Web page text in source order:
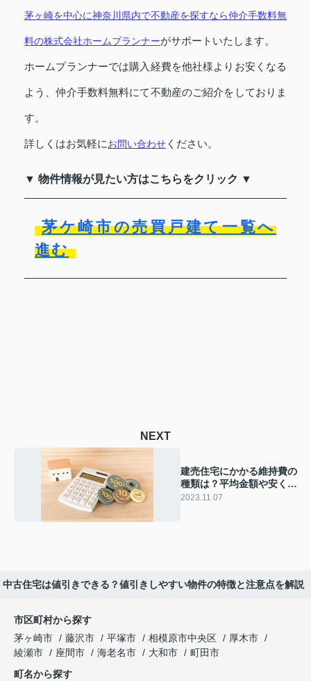
茅ヶ崎を中心に神奈川県内で不動産を探すなら仲介手数料無
料の株式会社ホームプランナーがサポートいたします。
ホームプランナーでは購入経費を他社様よりお安くなる
よう、仲介手数料無料にて不動産のご紹介をしておりま
す。
詳しくはお気軽にお問い合わせ ください。
▼ 物件情報が見たい方はこちらをクリック ▼
茅ケ崎市の売買戸建て一覧へ
進む
NEXT
建売住宅にかかる維持費の
種類は？平均金額や安く抑
える方法も解説！
2023.11.07
中古住宅は値引きできる？値引きしやすい物件の特徴と注意点を解説
市区町村から探す
茅ヶ崎市
藤沢市 平塚市 相模原市中央区
厚木市
綾瀬市
座間市 海老名市 大和市
町田市
町名から探す